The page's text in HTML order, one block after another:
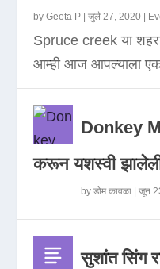
byGeeta P |जुलै 27, 2020
Spruce creek या
आम्ही आज आपल्याला
Donkey
करून यशस्वी
byडोम कावळा |जून
सुशांत सिंग